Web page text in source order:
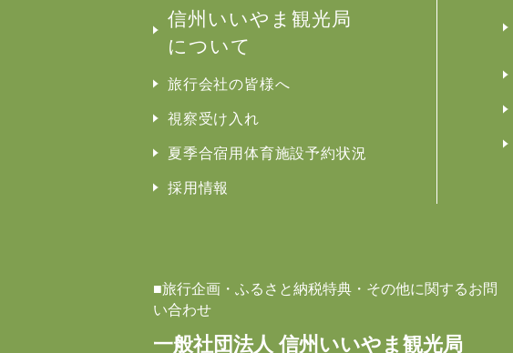
信州いいやま観光局
について
旅行会社の皆様へ
視察受け入れ
夏季合宿用体育施設予約状況
採用情報
■旅行企画・ふるさと納税特典・その他に関するお問
い合わせ
一般社団法人 信州いいやま観光局